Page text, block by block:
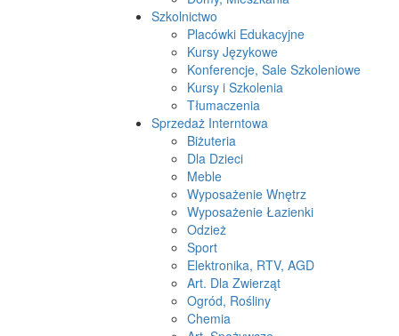
Szkolnictwo
Placówki Edukacyjne
Kursy Językowe
Konferencje, Sale Szkoleniowe
Kursy i Szkolenia
Tłumaczenia
Sprzedaż Interntowa
Biżuteria
Dla Dzieci
Meble
Wyposażenie Wnętrz
Wyposażenie Łazienki
Odzież
Sport
Elektronika, RTV, AGD
Art. Dla Zwierząt
Ogród, Rośliny
Chemia